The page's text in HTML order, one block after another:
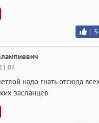
|
надо гнать отсюда
засланцев